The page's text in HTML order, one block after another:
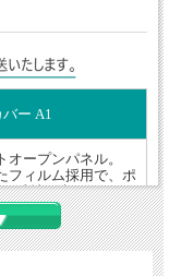
ー A1
ープンパネル。
フィルム採用で、ポ
反射を防ぎます。